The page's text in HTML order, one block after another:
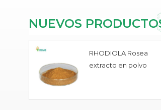
NUEVOS
RHODIOLA Rosea
extracto en polvo